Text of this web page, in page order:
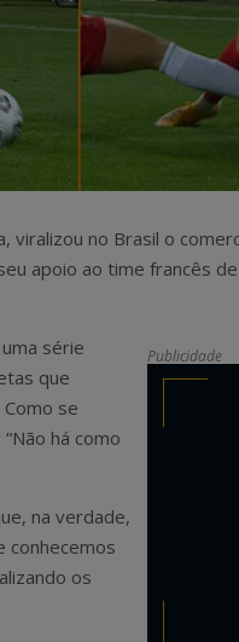
viralizou no Brasil o
apoio ao time francês
Publicidade
série
que
se
há como
na verdade,
conhecemos
os